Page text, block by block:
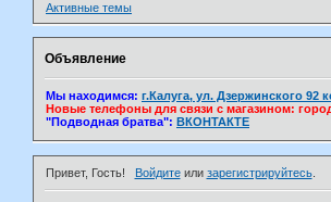
Активные темы
Объявление
Мы находимся: г.Калуга, ул. Дзержинского 92
Новые телефоны для связи с магазином:
"Подводная братва": ВКОНТАКТЕ
Привет, Гость! Войдитеили зарегистрируйтесь.